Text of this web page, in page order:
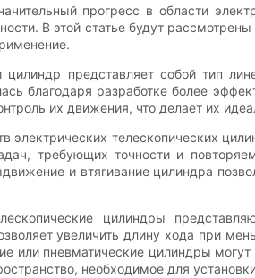
прогресс в области
В этой статье будут
цилиндр представляет собой тип
благодаря разработке более
их движения, что делает их
телескопических
требующих точности и
и втягивание цилиндра
цилиндры
увеличить длину хода при
или пневматические цилиндры
необходимое для